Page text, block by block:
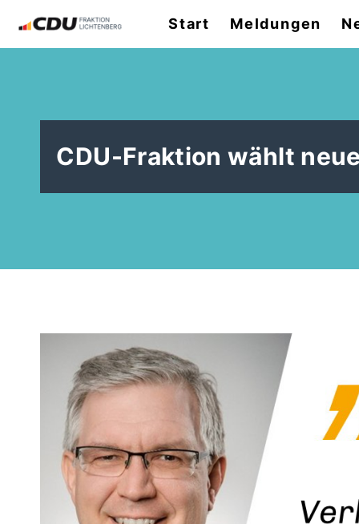
Start Meldungen
CDU-Fraktion wählt